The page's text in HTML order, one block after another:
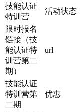
技能认证
特训营
活动状态
限时报名
链接（技
能认证特
训营第二
期）
url
技能认证
特训营第
二期
优惠